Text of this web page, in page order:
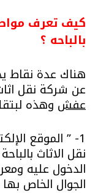
كيف تعرف
بالباحه ؟
هناك عدة نقاط
عن شركة نقل
عفش وهذه
1- ” الموقع
نقل الاثاث
الدخول عليه
الجوال الخاص